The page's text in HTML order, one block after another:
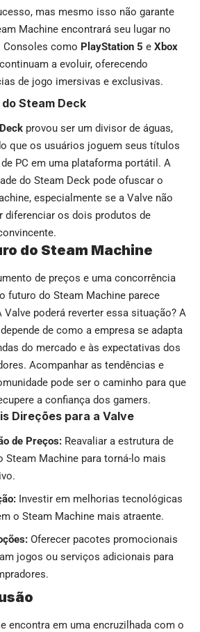
mas mesmo isso não garante
Machine encontrará seu lugar no
Consoles como PlayStation 5 e Xbox
continuam a evoluir, oferecendo
de jogo imersivas e exclusivas.
do Steam Deck
provou ser um divisor de águas,
que os usuários joguem seus títulos
PC em uma plataforma portátil. A
do Steam Deck pode ofuscar o
especialmente se a Valve não
diferenciar os dois produtos de
do Steam Machine
de preços e uma concorrência
futuro do Steam Machine parece
Valve poderá reverter essa situação? A
de como a empresa se adapta
do mercado e às expectativas dos
Acompanhar as tendências e
pode ser o caminho para que
a confiança dos gamers.
Direções para a Valve
de Preços: Reavaliar a estrutura de
Steam Machine para torná-lo mais
Investir em melhorias tecnológicas
o Steam Machine mais atraente.
Oferecer pacotes promocionais
jogos ou serviços adicionais para
encontra em uma encruzilhada com o